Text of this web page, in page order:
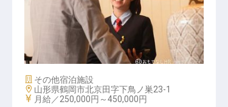
サービススタッフ
施設業態
その他宿泊施設
勤務地
山形県鶴岡市北京田字下鳥ノ巣23-1
給与
月給／250,000円～450,000円